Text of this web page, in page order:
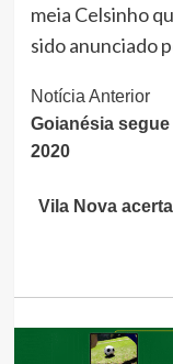
meia Celsinho
sido anunciado
Continue
Lendo
Notícia Anterior
Goianésia
2020
Vila Nova